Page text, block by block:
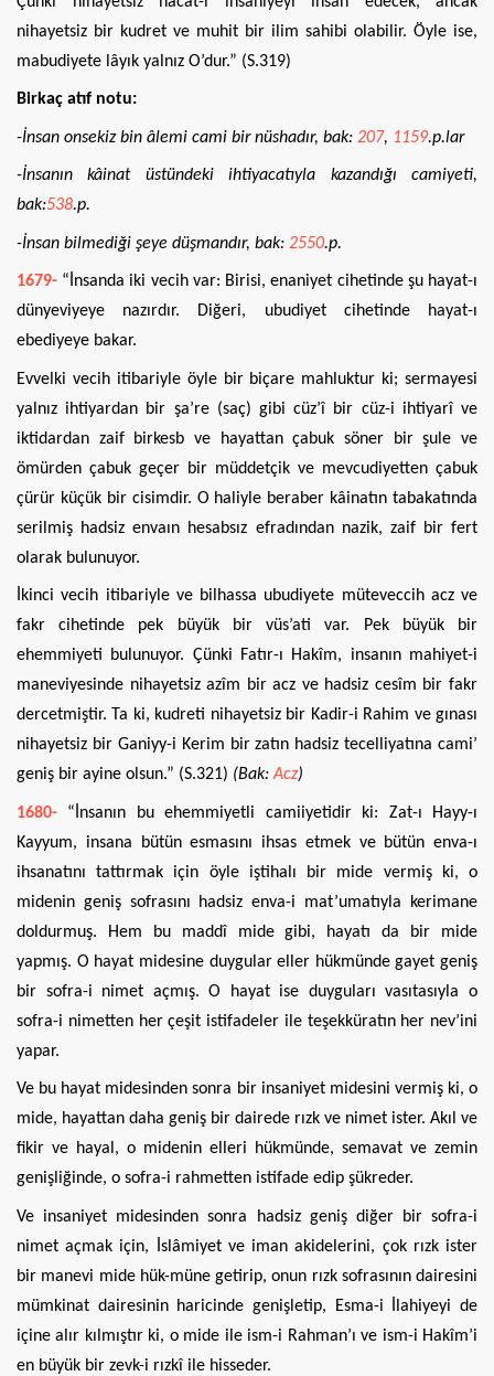
nihayetsiz bir kudret ve muhit bir ilim sahibi olabilir. Öyle ise,
mabudiyete lâyık yalnız O’dur.” (S.319)
Birkaç atıf notu:
-İnsan onsekiz bin âlemi cami bir nüshadır, bak: 207, 1159.p.lar
-İnsanın kâinat üstündeki ihtiyacatıyla kazandığı camiyeti,
bak:538.p.
-İnsan bilmediği şeye düşmandır, bak: 2550.p.
1679- “İnsanda iki vecih var: Birisi, enaniyet cihetinde şu hayat-ı
dünyeviyeye nazırdır. Diğeri, ubudiyet cihetinde hayat-ı
ebediyeye bakar.
Evvelki vecih itibariyle öyle bir biçare mahluktur ki; sermayesi
yalnız ihtiyardan bir şa’re (saç) gibi cüz’î bir cüz-i ihtiyarî ve
iktidardan zaif birkesb ve hayattan çabuk söner bir şule ve
ömürden çabuk geçer bir müddetçik ve mevcudiyetten çabuk
çürür küçük bir cisimdir. O haliyle beraber kâinatın tabakatında
serilmiş hadsiz envaın hesabsız efradından nazik, zaif bir fert
olarak bulunuyor.
İkinci vecih itibariyle ve bilhassa ubudiyete müteveccih acz ve
fakr cihetinde pek büyük bir vüs’ati var. Pek büyük bir
ehemmiyeti bulunuyor. Çünki Fatır-ı Hakîm, insanın mahiyet-i
maneviyesinde nihayetsiz azîm bir acz ve hadsiz cesîm bir fakr
dercetmiştir. Ta ki, kudreti nihayetsiz bir Kadir-i Rahim ve gınası
nihayetsiz bir Ganiyy-i Kerim bir zatın hadsiz tecelliyatına cami’
geniş bir ayine olsun.” (S.321) (Bak:Acz)
1680- “İnsanın bu ehemmiyetli camiiyetidir ki: Zat-ı Hayy-ı
Kayyum, insana bütün esmasını ihsas etmek ve bütün enva-ı
ihsanatını tattırmak için öyle iştihalı bir mide vermiş ki, o
midenin geniş sofrasını hadsiz enva-i mat’umatıyla kerimane
doldurmuş. Hem bu maddî mide gibi, hayatı da bir mide
yapmış. O hayat midesine duygular eller hükmünde gayet geniş
bir sofra-i nimet açmış. O hayat ise duyguları vasıtasıyla o
sofra-i nimetten her çeşit istifadeler ile teşekküratın her nev’ini
yapar.
Ve bu hayat midesinden sonra bir insaniyet midesini vermiş ki, o
mide, hayattan daha geniş bir dairede rızk ve nimet ister. Akıl ve
fikir ve hayal, o midenin elleri hükmünde, semavat ve zemin
genişliğinde, o sofra-i rahmetten istifade edip şükreder.
Ve insaniyet midesinden sonra hadsiz geniş diğer bir sofra-i
nimet açmak için, İslâmiyet ve iman akidelerini, çok rızk ister
bir manevi mide hük-müne getirip, onun rızk sofrasının dairesini
mümkinat dairesinin haricinde genişletip, Esma-i İlahiyeyi de
içine alır kılmıştır ki, o mide ile ism-i Rahman’ı ve ism-i Hakîm’i
en büyük bir zevk-i rızkî ile hisseder.